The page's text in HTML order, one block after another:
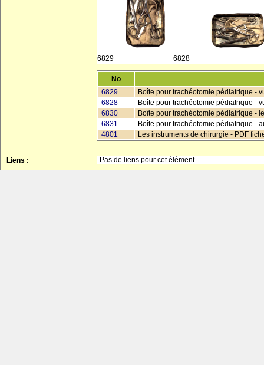
6829 6828
No
6829
Boîte pour trachéotomie pédiatrique -
6828
Boîte pour trachéotomie pédiatrique -
6830
Boîte pour trachéotomie pédiatrique -
6831
Boîte pour trachéotomie pédiatrique -
4801
Les instruments de chirurgie - PDF
Liens : Pas de liens pour cet élément...